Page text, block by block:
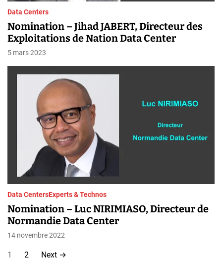
Data Centers
Nomination – Jihad JABERT, Directeur des
Exploitations de Nation Data Center
5 mars 2023
Data CentersExperts & Technos
Nomination – Luc NIRIMIASO, Directeur de
Normandie Data Center
14 novembre 2022
P
1 2 Next →